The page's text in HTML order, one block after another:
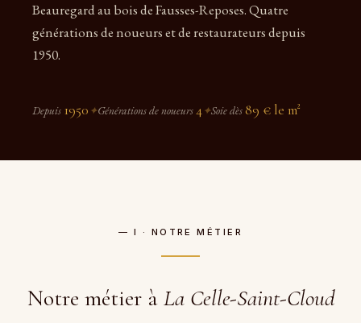
Beauregard au bois de Fausses-Reposes. Quatre
générations de noueurs et de restaurateurs depuis
1950.
Depuis 1950 ✦Générations de noueurs4✦Soie dès 89 € le m²
— I · NOTRE MÉTIER
Notre métier à La Celle-Saint-Cloud